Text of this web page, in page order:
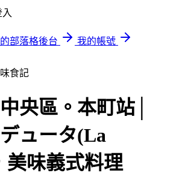
部落格後台
我的帳號
食記
央區。本町站│
ュータ(La
美味義式料理